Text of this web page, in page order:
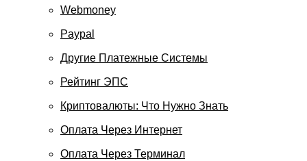
Webmoney
Paypal
Другие Платежные Системы
Рейтинг ЭПС
Криптовалюты: Что Нужно Знать
Оплата Через Интернет
Оплата Через Терминал